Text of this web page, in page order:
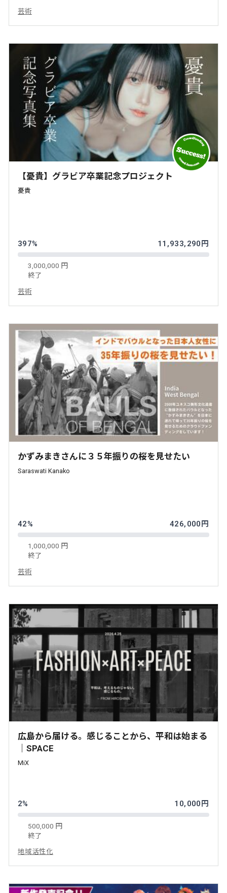
芸術
【憂貴】グラビア卒業記念プロジェクト
憂貴
397% 11,933,290円
3,000,000 円
終了
芸術
かずみまきさんに３５年振りの桜を見せたい
Saraswati Kanako
42% 426,000円
1,000,000 円
終了
芸術
広島から届ける。感じることから、平和は始まる
｜SPACE
MiX
2% 10,000円
500,000 円
終了
地域活性化